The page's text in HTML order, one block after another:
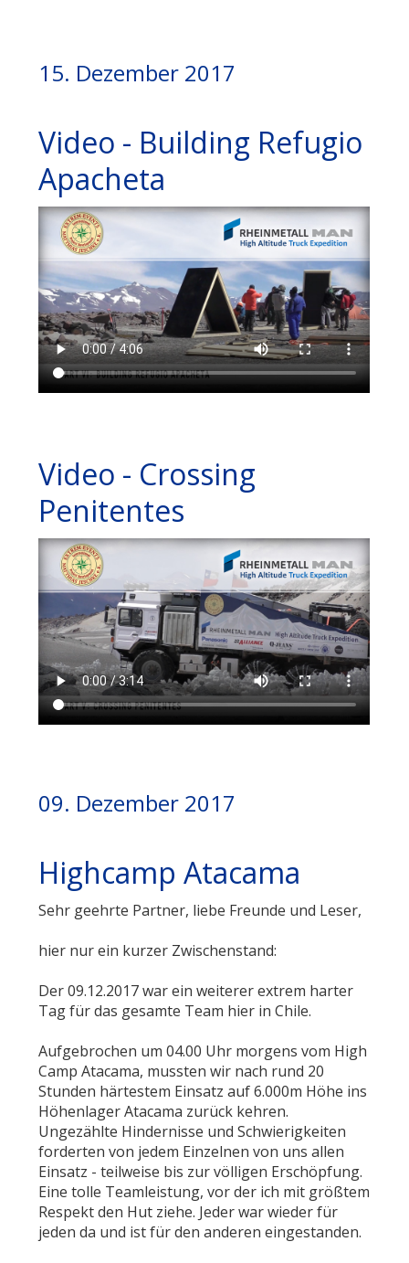
15. Dezember 2017
Video - Building Refugio
Apacheta
Video - Crossing
Penitentes
09. Dezember 2017
Highcamp Atacama
Sehr geehrte Partner, liebe Freunde und Leser,
hier nur ein kurzer Zwischenstand:
Der 09.12.2017 war ein weiterer extrem harter
Tag für das gesamte Team hier in Chile.
Aufgebrochen um 04.00 Uhr morgens vom High
Camp Atacama, mussten wir nach rund 20
Stunden härtestem Einsatz auf 6.000m Höhe ins
Höhenlager Atacama zurück kehren.
Ungezählte Hindernisse und Schwierigkeiten
forderten von jedem Einzelnen von uns allen
Einsatz - teilweise bis zur völligen Erschöpfung.
Eine tolle Teamleistung, vor der ich mit größtem
Respekt den Hut ziehe. Jeder war wieder für
jeden da und ist für den anderen eingestanden.